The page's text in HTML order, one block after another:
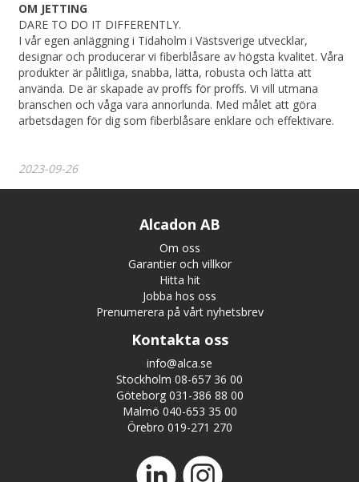
OM JETTING
DARE TO DO IT DIFFERENTLY.
I vår egen anläggning i Tidaholm i Västsverige utvecklar,
designar och producerar vi fiberblåsare av högsta kvalitet. Våra
produkter är pålitliga, snabba, lätta, robusta och lätta att
använda. De är skapade av proffs för proffs. Vi vill utmana
branschen och våga vara annorlunda. Med målet att göra
arbetsdagen för dig som fiberblåsare enklare och effektivare.
2023-09-26
Alcadon AB
Om oss
Garantier och villkor
Hitta hit
Jobba hos oss
Prenumerera på vårt nyhetsbrev
Kontakta oss
info@alca.se
Stockholm 08-657 36 00
Göteborg 031-386 88 00
Malmö 040-653 35 00
Örebro 019-271 270